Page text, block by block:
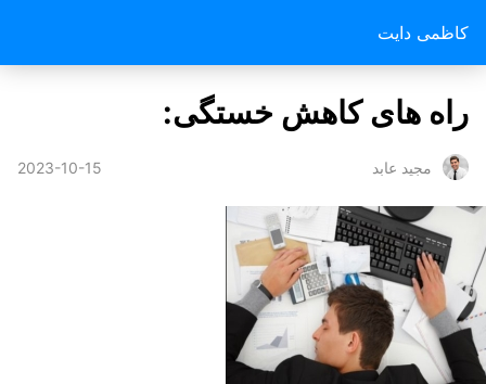
کاظمی دایت
راه های کاهش خستگی:
مجید عابد 2023-10-15